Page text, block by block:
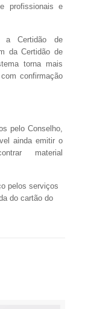
profissionais e
a Certidão de
da Certidão de
torna mais
confirmação
pelo Conselho,
ainda emitir o
material
pelos serviços
do cartão do